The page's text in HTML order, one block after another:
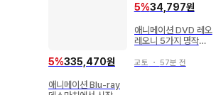
5%335,470원
애니메이션 Blu-ray
5%34,797원
애니메이션 DVD 레오
레오니 5가지 명작집
교토 ・ 57분 전